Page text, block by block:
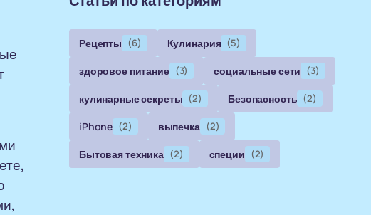
Рецепты (6) Кулинария (5)
здоровое питание (3) социальные сети (3)
кулинарные секреты (2) Безопасность (2)
iPhone (2) выпечка (2)
Бытовая техника (2) специи (2)